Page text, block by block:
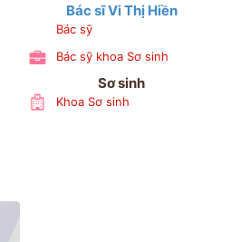
Bác sĩ Vi Thị Hiền
Bác sỹ
Bác sỹ khoa Sơ sinh
Sơ sinh
Khoa Sơ sinh